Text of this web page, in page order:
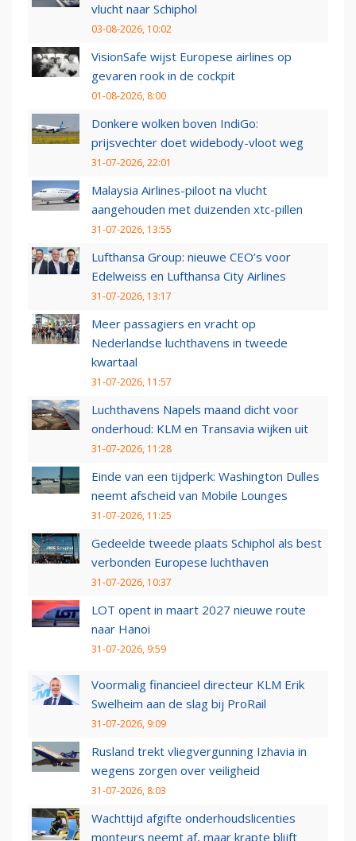
vlucht naar Schiphol
03-08-2026, 10:02
VisionSafe wijst Europese airlines op
gevaren rook in de cockpit
01-08-2026, 8:00
Donkere wolken boven IndiGo:
prijsvechter doet widebody-vloot weg
31-07-2026, 22:01
Malaysia Airlines-piloot na vlucht
aangehouden met duizenden xtc-pillen
31-07-2026, 13:55
Lufthansa Group: nieuwe CEO’s voor
Edelweiss en Lufthansa City Airlines
31-07-2026, 13:17
Meer passagiers en vracht op
Nederlandse luchthavens in tweede
kwartaal
31-07-2026, 11:57
Luchthavens Napels maand dicht voor
onderhoud: KLM en Transavia wijken uit
31-07-2026, 11:28
Einde van een tijdperk: Washington Dulles
neemt afscheid van Mobile Lounges
31-07-2026, 11:25
Gedeelde tweede plaats Schiphol als best
verbonden Europese luchthaven
31-07-2026, 10:37
LOT opent in maart 2027 nieuwe route
naar Hanoi
31-07-2026, 9:59
Voormalig financieel directeur KLM Erik
Swelheim aan de slag bij ProRail
31-07-2026, 9:09
Rusland trekt vliegvergunning Izhavia in
wegens zorgen over veiligheid
31-07-2026, 8:03
Wachttijd afgifte onderhoudslicenties
monteurs neemt af, maar krapte blijft